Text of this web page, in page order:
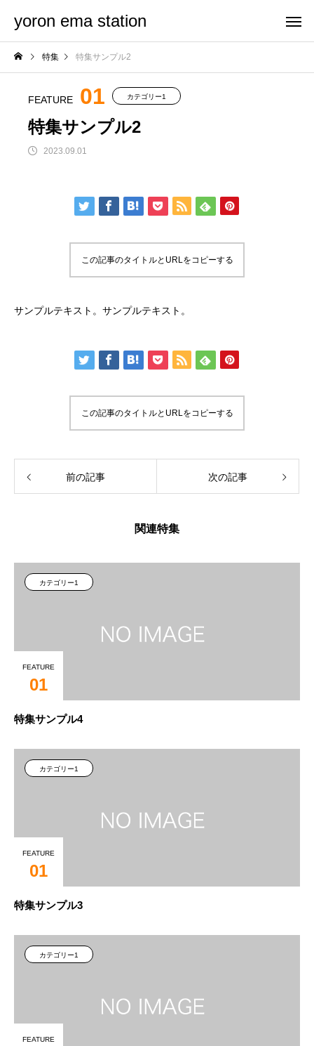
yoron ema station
特集 特集サンプル2
FEATURE 01 カテゴリー1
特集サンプル2
2023.09.01
この記事のタイトルとURLをコピーする
サンプルテキスト。サンプルテキスト。
この記事のタイトルとURLをコピーする
前の記事 次の記事
関連特集
カテゴリー1
FEATURE
01
特集サンプル4
カテゴリー1
FEATURE
01
特集サンプル3
カテゴリー1
FEATURE